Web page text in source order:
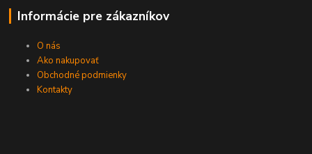
Informácie pre zákazníkov
O nás
Ako nakupovať
Obchodné podmienky
Kontakty